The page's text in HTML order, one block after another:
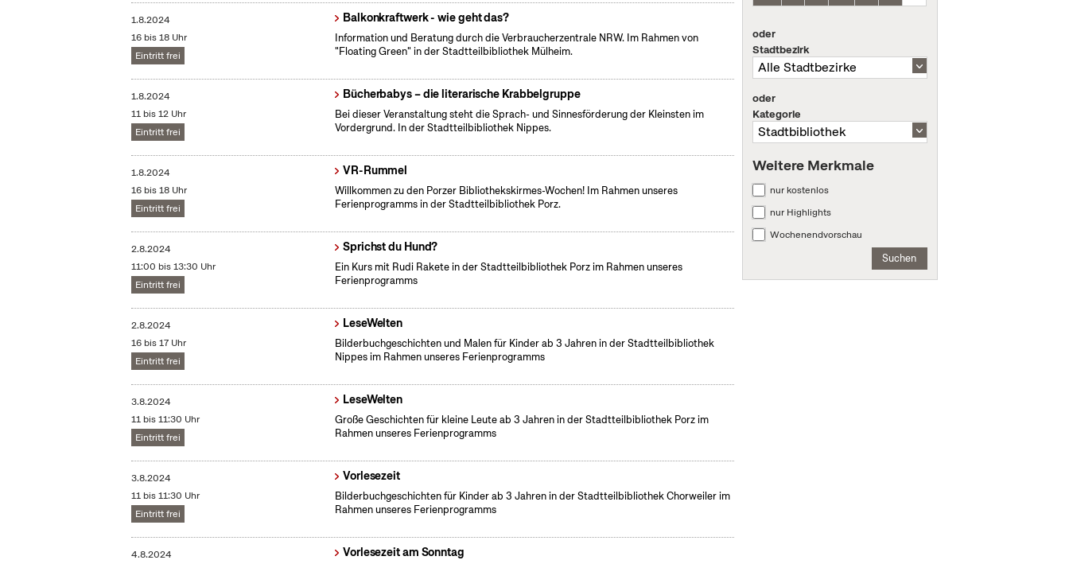
1.8.2024
16 bis 18 Uhr
Eintritt frei
Balkonkraftwerk - wie geht das?
Information und Beratung durch die Verbraucherzentrale NRW. Im Rahmen von
"Floating Green" in der Stadtteilbibliothek Mülheim.
1.8.2024
11 bis 12 Uhr
Eintritt frei
Bücherbabys – die literarische Krabbelgruppe
Bei dieser Veranstaltung steht die Sprach- und Sinnesförderung der Kleinsten im
Vordergrund. In der Stadtteilbibliothek Nippes.
1.8.2024
16 bis 18 Uhr
Eintritt frei
VR-Rummel
Willkommen zu den Porzer Bibliothekskirmes-Wochen! Im Rahmen unseres
Ferienprogramms in der Stadtteilbibliothek Porz.
2.8.2024
11:00 bis 13:30 Uhr
Eintritt frei
Sprichst du Hund?
Ein Kurs mit Rudi Rakete in der Stadtteilbibliothek Porz im Rahmen unseres
Ferienprogramms
2.8.2024
16 bis 17 Uhr
Eintritt frei
LeseWelten
Bilderbuchgeschichten und Malen für Kinder ab 3 Jahren in der Stadtteilbibliothek
Nippes im Rahmen unseres Ferienprogramms
3.8.2024
11 bis 11:30 Uhr
Eintritt frei
LeseWelten
Große Geschichten für kleine Leute ab 3 Jahren in der Stadtteilbibliothek Porz im
Rahmen unseres Ferienprogramms
3.8.2024
11 bis 11:30 Uhr
Eintritt frei
Vorlesezeit
Bilderbuchgeschichten für Kinder ab 3 Jahren in der Stadtteilbibliothek Chorweiler im
Rahmen unseres Ferienprogramms
4.8.2024
Vorlesezeit am Sonntag
oder
Stadtbezirk
oder
Kategorie
Weitere Merkmale
nur kostenlos
nur Highlights
Wochenendvorschau
Suchen